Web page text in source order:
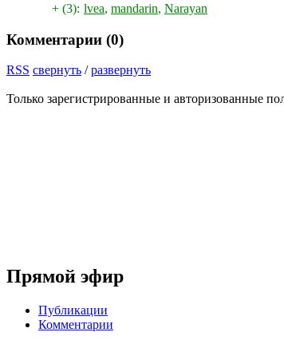
+ (3): lvea, mandarin, Narayan
Комментарии (0)
RSS свернуть /развернуть
Только зарегистрированные и авторизованные
Прямой эфир
Публикации
Комментарии